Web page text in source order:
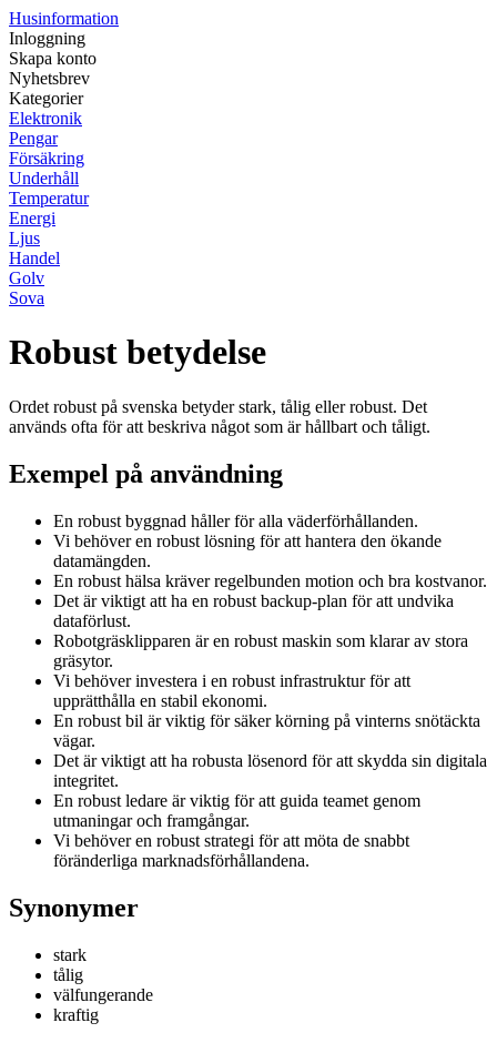
Husinformation
Inloggning
Skapa konto
Nyhetsbrev
Kategorier
Elektronik
Pengar
Försäkring
Underhåll
Temperatur
Energi
Ljus
Handel
Golv
Sova
Robust betydelse
Ordet robust på svenska betyder stark, tålig eller robust. Det
används ofta för att beskriva något som är hållbart och tåligt.
Exempel på användning
En robust byggnad håller för alla väderförhållanden.
Vi behöver en robust lösning för att hantera den ökande
datamängden.
En robust hälsa kräver regelbunden motion och bra kostvanor.
Det är viktigt att ha en robust backup-plan för att undvika
dataförlust.
Robotgräsklipparen är en robust maskin som klarar av stora
gräsytor.
Vi behöver investera i en robust infrastruktur för att
upprätthålla en stabil ekonomi.
En robust bil är viktig för säker körning på vinterns snötäckta
vägar.
Det är viktigt att ha robusta lösenord för att skydda sin digitala
integritet.
En robust ledare är viktig för att guida teamet genom
utmaningar och framgångar.
Vi behöver en robust strategi för att möta de snabbt
föränderliga marknadsförhållandena.
Synonymer
stark
tålig
välfungerande
kraftig